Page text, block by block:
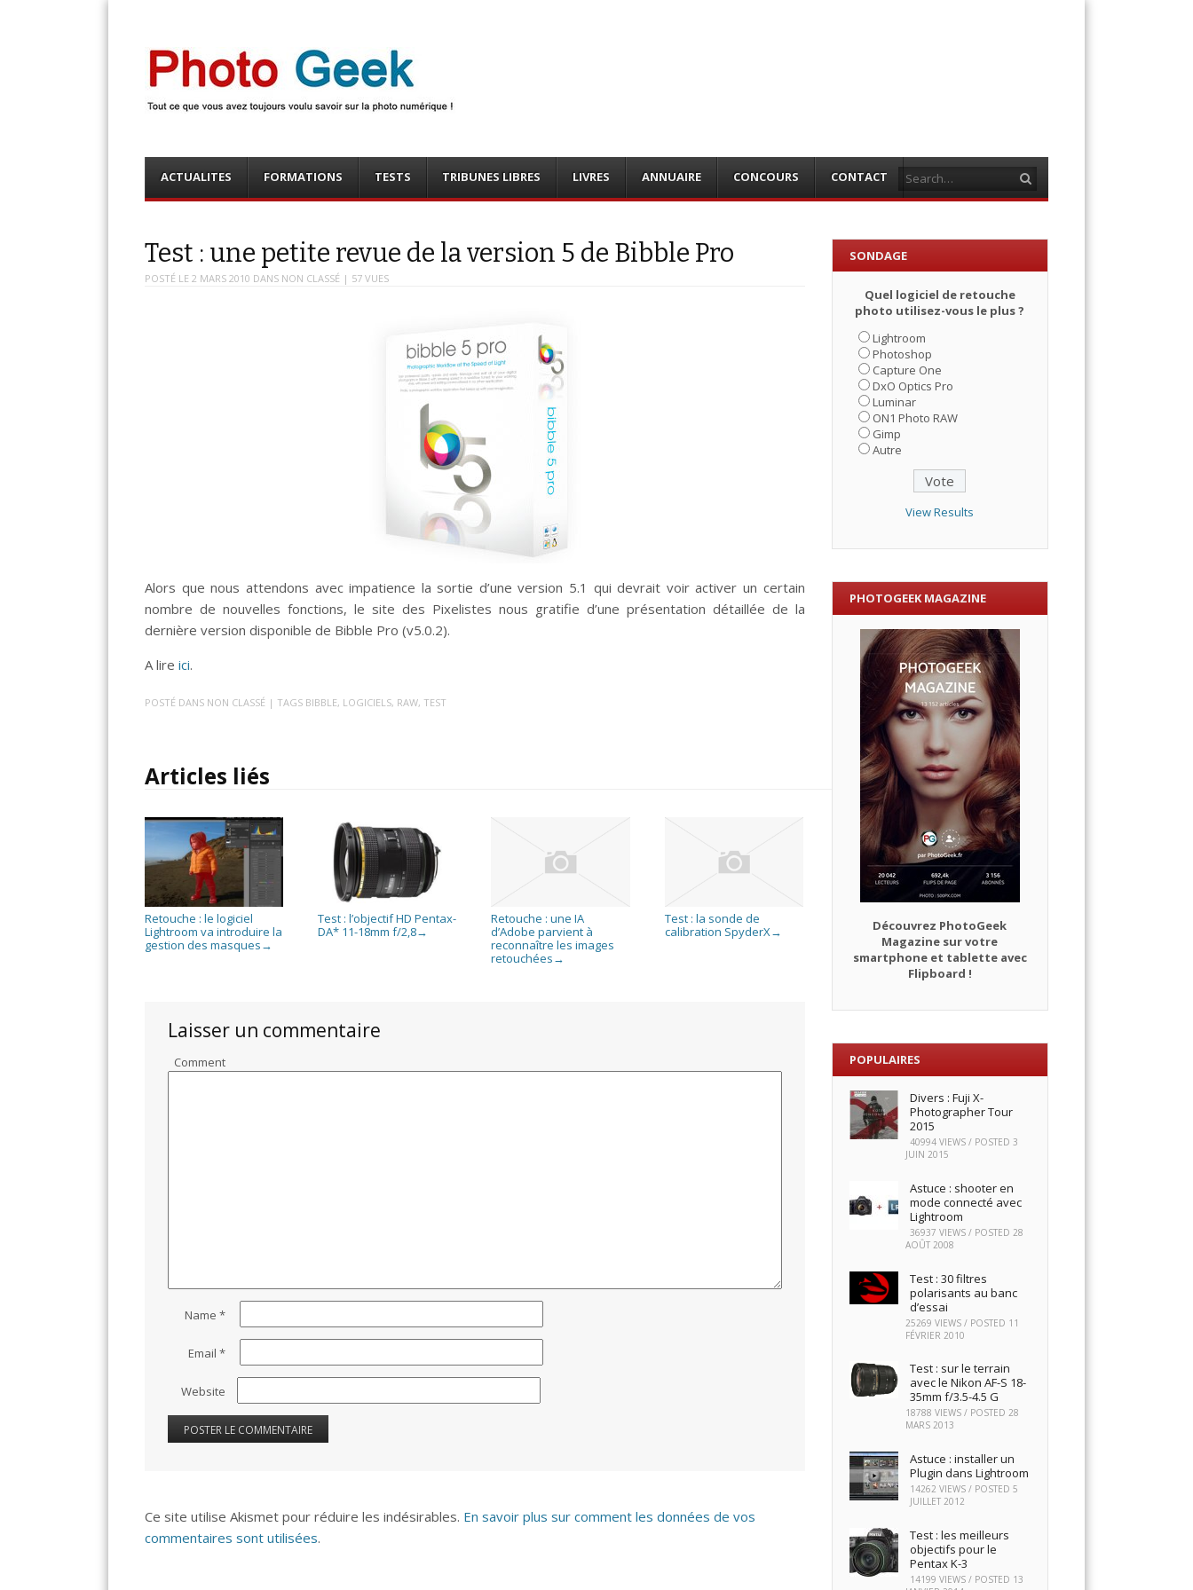
Photo Geek
Menu
content
ACTUALITES FORMATIONS TESTS TRIBUNES LIBRES LIVRES ANNUAIRE CONCOURS CONTACT
Test : une petite revue de la version 5 de Bibble Pro
POSTÉ LE2 MARS 2010 DANS NON CLASSÉ | 57 VUES
Alors que nous attendons avec impatience la sortie d’une version 5.1 qui devrait voir activer un certain
nombre de nouvelles fonctions, le site des Pixelistes nous gratifie d’une présentation détaillée de la
dernière version disponible de Bibble Pro (v5.0.2).
A lireici.
POSTÉ DANS NON CLASSÉ | TAGS BIBBLE, LOGICIELS, RAW, TEST
Articles liés
Retouche : le logiciel
Lightroom va introduire la
gestion des masques →
Test : l’objectif HD Pentax-
DA* 11-18mm f/2,8→
Retouche : une IA
d’Adobe parvient à
reconnaître les images
retouchées →
Test : la sonde de
calibration SpyderX→
Laisser un commentaire
Comment
Name*
Email*
Website
Ce site utilise Akismet pour réduire les indésirables. En savoir plus sur comment les données de vos
commentaires sont utilisées.
SONDAGE
Quel logiciel de retouche
photo utilisez-vous le plus ?
Lightroom
Photoshop
Capture One
DxO Optics Pro
Luminar
ON1 Photo RAW
Gimp
Autre
View Results
PHOTOGEEK MAGAZINE
Découvrez PhotoGeek
Magazine sur votre
smartphone et tablette avec
Flipboard !
POPULAIRES
Divers : Fuji X-
Photographer Tour
2015
40994 VIEWS / POSTED3
JUIN 2015
Astuce : shooter en
mode connecté avec
Lightroom
36937 VIEWS / POSTED28
AOÛT 2008
Test : 30 filtres
polarisants au banc
d’essai
25269 VIEWS / POSTED 11
FÉVRIER 2010
Test : sur le terrain
avec le Nikon AF-S 18-
35mm f/3.5-4.5 G
18788 VIEWS / POSTED28
MARS 2013
Astuce : installer un
Plugin dans Lightroom
14262 VIEWS / POSTED5
JUILLET 2012
Test : les meilleurs
objectifs pour le
Pentax K-3
14199 VIEWS / POSTED 13